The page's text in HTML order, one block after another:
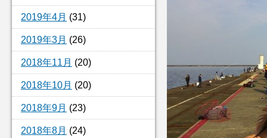
2019年4月 (31)
2019年3月 (26)
2018年11月 (20)
2018年10月 (20)
2018年9月 (23)
2018年8月 (24)